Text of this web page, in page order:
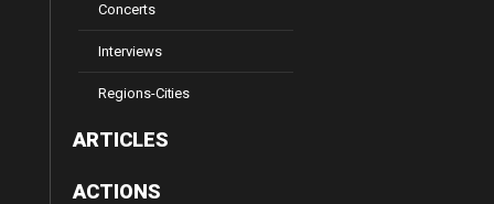
Concerts
Interviews
Regions-Cities
ARTICLES
ACTIONS